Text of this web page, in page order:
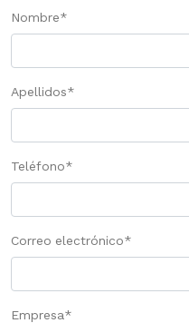
Nombre*
Apellidos*
Teléfono*
Correo electrónico*
Empresa*